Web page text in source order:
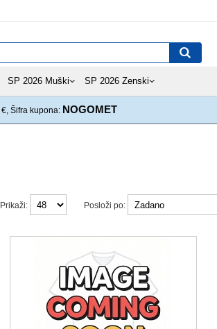
SP 2026 Muški SP 2026 Zenski
€, Šifra kupona: NOGOMET
Posloži po:
Prikaži: